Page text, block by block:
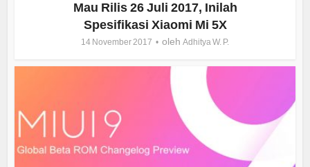
Mau Rilis 26 Juli 2017, Inilah
Spesifikasi Xiaomi Mi 5X
14 November 2017 oleh Adhitya W. P.